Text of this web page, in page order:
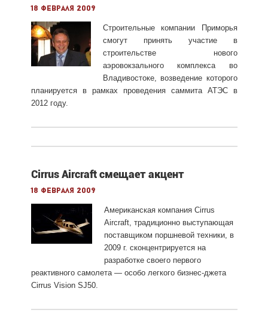
18 февраля 2009
Строительные компании Приморья
смогут принять участие в
строительстве нового
аэровокзального комплекса во
Владивостоке, возведение которого
планируется в рамках проведения саммита АТЭС в
2012 году.
Cirrus Aircraft смещает акцент
18 февраля 2009
Американская компания Cirrus
Aircraft, традиционно выступающая
поставщиком поршневой техники, в
2009 г. сконцентрируется на
разработке своего первого
реактивного самолета — особо легкого бизнес-джета
Cirrus Vision SJ50.